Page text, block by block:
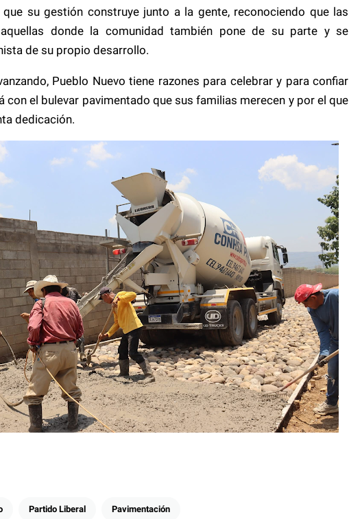
su gestión construye junto a la gente, reconociendo que las
donde la comunidad también pone de su parte y se
de su propio desarrollo.
Pueblo Nuevo tiene razones para celebrar y para confiar
con el bulevar pavimentado que sus familias merecen y por el que
dedicación.
Partido Liberal Pavimentación